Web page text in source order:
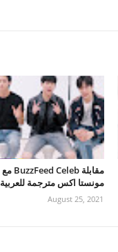
مقابلة BuzzFeed Celeb مع
مونستا اكس مترجمة للعربية
August 25, 2021